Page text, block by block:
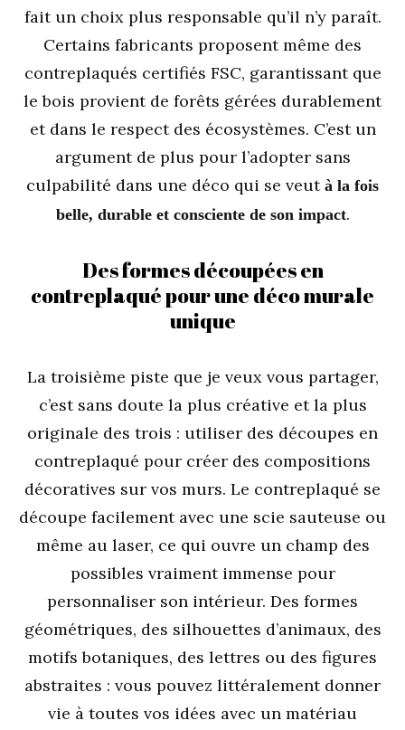
fait un choix plus responsable qu’il n’y paraît.
Certains fabricants proposent même des
contreplaqués certifiés FSC, garantissant que
le bois provient de forêts gérées durablement
et dans le respect des écosystèmes. C’est un
argument de plus pour l’adopter sans
culpabilité dans une déco qui se veut à la fois
belle, durable et consciente de son impact.
Des formes découpées en
contreplaqué pour une déco murale
unique
La troisième piste que je veux vous partager,
c’est sans doute la plus créative et la plus
originale des trois : utiliser des découpes en
contreplaqué pour créer des compositions
décoratives sur vos murs. Le contreplaqué se
découpe facilement avec une scie sauteuse ou
même au laser, ce qui ouvre un champ des
possibles vraiment immense pour
personnaliser son intérieur. Des formes
géométriques, des silhouettes d’animaux, des
motifs botaniques, des lettres ou des figures
abstraites : vous pouvez littéralement donner
vie à toutes vos idées avec un matériau